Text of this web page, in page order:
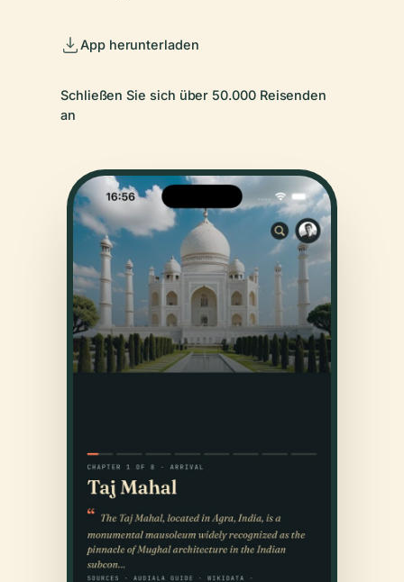
App herunterladen
Schließen Sie sich über 50.000 Reisenden
an